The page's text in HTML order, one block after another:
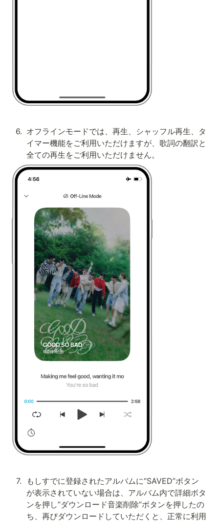
6. オフラインモードでは、再生、シャッフル再生、タ
イマー機能をご利用いただけますが、歌詞の翻訳と
全ての再生をご利用いただけません。
7.
もしすでに登録されたアルバムに”SAVED”ボタン
が表示されていない場合は、アルバム内で詳細ボタ
ンを押し”ダウンロード音楽削除”ボタンを押したの
ち、再びダウンロードしていただくと、正常に利用